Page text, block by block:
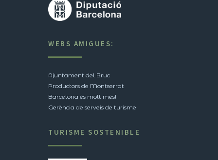
WEBS AMIGUES:
Ajuntament del Bruc
Productors de Montserrat
Barcelona és molt més!
Gerència de serveis de turisme
TURISME SOSTENIBLE